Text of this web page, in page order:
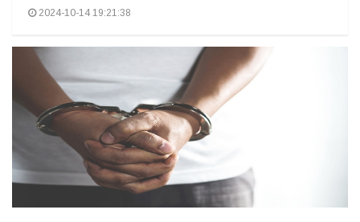
2024-10-14 19:21:38